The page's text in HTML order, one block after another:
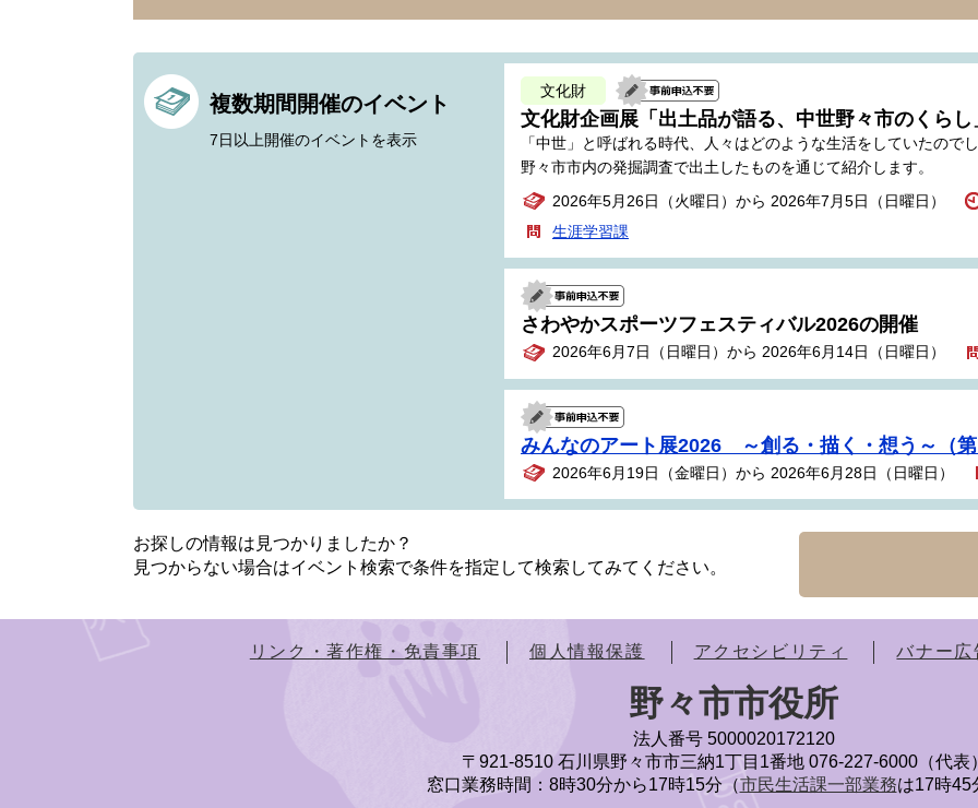
複数期間開催のイベント
7日以上開催のイベントを表示
文化財
文化財企画展「出土品が語る、中世野々市のくらし
「中世」と呼ばれる時代、人々はどのような生活をしていたので
野々市市内の発掘調査で出土したものを通じて紹介します。
2026年5月26日（火曜日）から 2026年7月5日（日曜日）
生涯学習課
さわやかスポーツフェスティバル2026の開催
2026年6月7日（日曜日）から 2026年6月14日（日曜日）
みんなのアート展2026 ～創る・描く・想う～（
2026年6月19日（金曜日）から 2026年6月28日（日曜日）
お探しの情報は見つかりましたか？
見つからない場合はイベント検索で条件を指定して検索してみてください。
リンク・著作権・免責事項 個人情報保護 アクセシビリティ バナー広
野々市市役所
法人番号 5000020172120
〒921-8510 石川県野々市市三納1丁目1番地 076-227-6000（代表
窓口業務時間：8時30分から17時15分（市民生活課一部業務は17時45